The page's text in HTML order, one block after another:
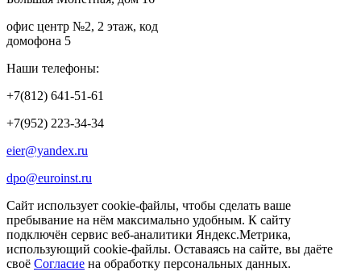
офис центр №2, 2 этаж, код
домофона 5
Наши телефоны:
+7(812) 641-51-61
+7(952) 223-34-34
eier@yandex.ru
dpo@euroinst.ru
Сайт использует cookie-файлы, чтобы сделать ваше
пребывание на нём максимально удобным. К cайту
подключён сервис веб-аналитики Яндекс.Метрика,
использующий cookie-файлы. Оставаясь на сайте, вы даёте
своё Cогласие на обработку персональных данных.